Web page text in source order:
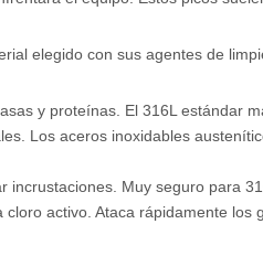
elegido con sus agentes de
y proteínas. El 316L estándar
Los aceros inoxidables
Muy seguro para
activo. Ataca rápidamente los